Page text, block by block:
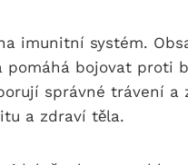
imunitní systém.
pomáhá bojovat proti
správné trávení a
a zdraví těla.